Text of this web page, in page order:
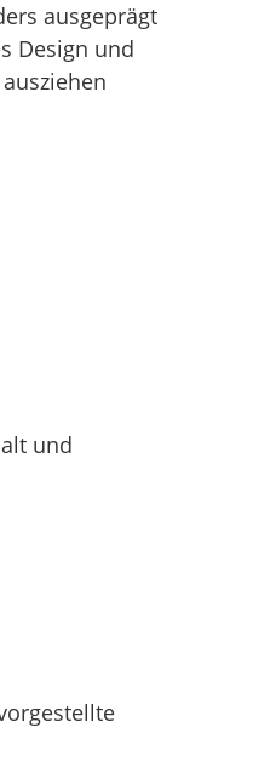
ausgeprägt
Design und
und